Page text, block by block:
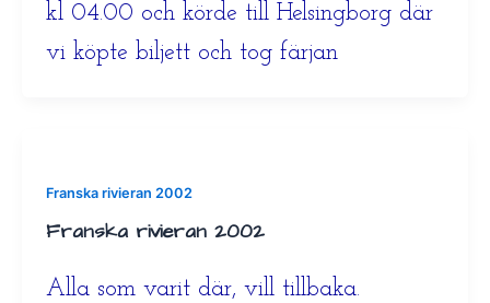
kl 04.00 och körde till Helsingborg där
vi köpte biljett och tog färjan
Franska rivieran 2002
Franska rivieran 2002
Alla som varit där, vill tillbaka.